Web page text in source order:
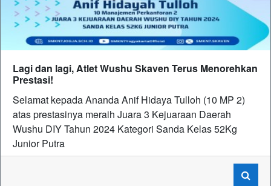
Lagi dan lagi, Atlet Wushu Skaven Terus Menorehkan
Prestasi!
Selamat kepada Ananda Anif Hidaya Tulloh (10 MP 2)
atas prestasinya meraih Juara 3 Kejuaraan Daerah
Wushu DIY Tahun 2024 Kategori Sanda Kelas 52Kg
Junior Putra